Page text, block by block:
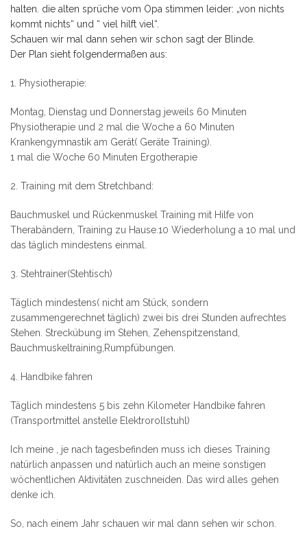
halten. die alten sprüche vom Opa stimmen leider: „von nichts
kommt nichts“ und “ viel hilft viel“.
Schauen wir mal dann sehen wir schon sagt der Blinde.
Der Plan sieht folgendermaßen aus:
1. Physiotherapie:
Montag, Dienstag und Donnerstag jeweils 60 Minuten
Physiotherapie und 2 mal die Woche a 60 Minuten
Krankengymnastik am Gerät( Geräte Training).
1 mal die Woche 60 Minuten Ergotherapie
2. Training mit dem Stretchband:
Bauchmuskel und Rückenmuskel Training mit Hilfe von
Therabändern, Training zu Hause.10 Wiederholung a 10 mal und
das täglich mindestens einmal.
3. Stehtrainer(Stehtisch)
Täglich mindestens( nicht am Stück, sondern
zusammengerechnet täglich) zwei bis drei Stunden aufrechtes
Stehen. Streckübung im Stehen, Zehenspitzenstand,
Bauchmuskeltraining,Rumpfübungen.
4. Handbike fahren
Täglich mindestens 5 bis zehn Kilometer Handbike fahren
(Transportmittel anstelle Elektrorollstuhl)
Ich meine , je nach tagesbefinden muss ich dieses Training
natürlich anpassen und natürlich auch an meine sonstigen
wöchentlichen Aktivitäten zuschneiden. Das wird alles gehen
denke ich.
So, nach einem Jahr schauen wir mal dann sehen wir schon.